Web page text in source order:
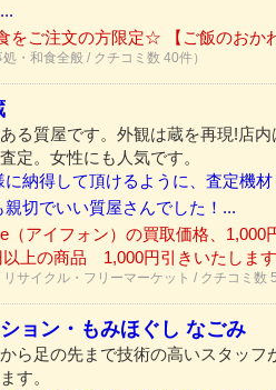
をご注文の方限定☆ 【ご飯のおか
処・和食全般 / クチコミ数 40件）
る質屋です。外観は蔵を再現!店
定。女性にも人気です。
に納得して頂けるように、査定機
親切でいい質屋さんでした！...
（アイフォン）の買取価格、1,000
以上の商品 1,000円引きいたしま
リサイクル・フリーマーケット / クチコミ数
ョン・もみほぐし なごみ
ら足の先まで技術の高いスタッフ
す。